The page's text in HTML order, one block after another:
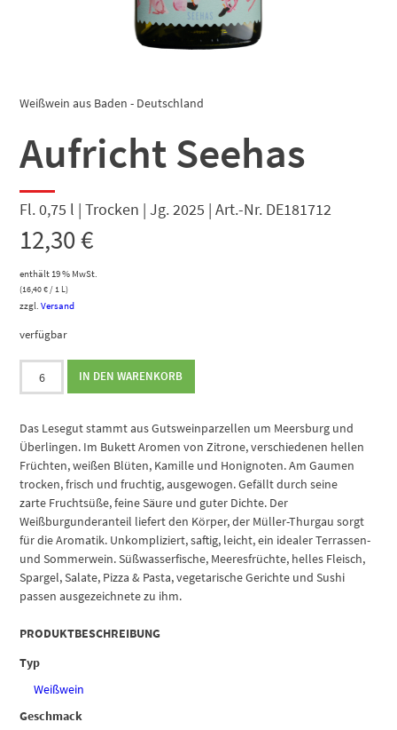
Weißwein aus Baden - Deutschland
Aufricht Seehas
Fl. 0,75 l | Trocken | Jg. 2025 | Art.-Nr. DE181712
12,30€
enthält 19 % MwSt.
(16,40€/ 1 L)
zzgl.Versand
verfügbar
Aufricht
Seehas
IN DEN WARENKORB
Das Lesegut stammt aus Gutsweinparzellen um Meersburg und
Überlingen. Im Bukett Aromen von Zitrone, verschiedenen hellen
Früchten, weißen Blüten, Kamille und Honignoten. Am Gaumen
trocken, frisch und fruchtig, ausgewogen. Gefällt durch seine
zarte Fruchtsüße, feine Säure und guter Dichte. Der
Weißburgunderanteil liefert den Körper, der Müller-Thurgau sorgt
für die Aromatik. Unkompliziert, saftig, leicht, ein idealer Terrassen-
und Sommerwein. Süßwasserfische, Meeresfrüchte, helles Fleisch,
Spargel, Salate, Pizza & Pasta, vegetarische Gerichte und Sushi
passen ausgezeichnete zu ihm.
PRODUKTBESCHREIBUNG
Typ
Weißwein
Geschmack